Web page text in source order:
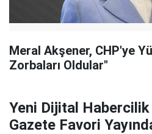
Meral Akşener, CHP'ye
Zorbaları Oldular"
Yeni Dijital
Gazete Favori